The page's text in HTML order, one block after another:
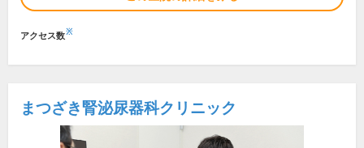
アクセス数※
まつざき腎泌尿器科クリニック